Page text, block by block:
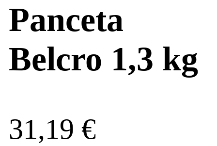
Panceta
Belcro 1,3 kg
31,19 €